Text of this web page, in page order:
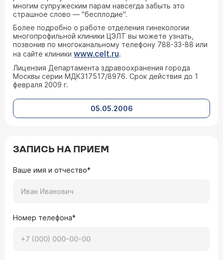
многим супружеским парам навсегда забыть это
страшное слово — "бесплодие".
Более подробно о работе отделения гинекологии
многопрофильной клиники ЦЭЛТ вы можете узнать,
позвонив по многоканальному телефону 788-33-88 или
на сайте клиники www.celt.ru.
Лицензия Департамента здравоохранения города
Москвы серии МДКЗ17517/8976. Срок действия до 1
февраля 2009 г.
05.05.2006
ЗАПИСЬ НА ПРИЕМ
Ваше имя и отчество*
Номер телефона*